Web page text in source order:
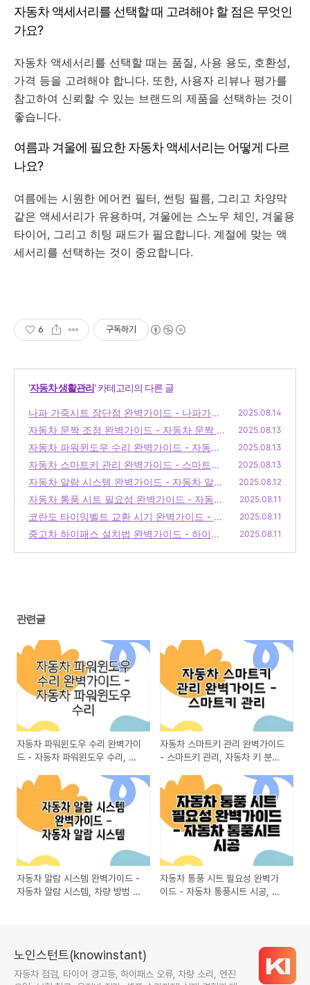
자동차 액세서리를 선택할 때 고려해야 할 점은 무엇인
가요?
자동차 액세서리를 선택할 때는 품질, 사용 용도, 호환성,
가격 등을 고려해야 합니다. 또한, 사용자 리뷰나 평가를
참고하여 신뢰할 수 있는 브랜드의 제품을 선택하는 것이
좋습니다.
여름과 겨울에 필요한 자동차 액세서리는 어떻게 다르
나요?
여름에는 시원한 에어컨 필터, 썬팅 필름, 그리고 차양막
같은 액세서리가 유용하며, 겨울에는 스노우 체인, 겨울용
타이어, 그리고 히팅 패드가 필요합니다. 계절에 맞는 액
세서리를 선택하는 것이 중요합니다.
6 구독하기
'자동차 생활관리' 카테고리의 다른 글
나파 가죽시트 장단점 완벽가이드 - 나파가죽
(0)
2025.08.14
자동차 문짝 조정 완벽가이드 - 자동차 문짝 조
정, 자동차 문짝 수리, 자동차 문짝 정렬, 차량
문짝 문제, 자동차 문짝 조정 방법
2025.08.13
자동차 파워윈도우 수리 완벽가이드 - 자동차
파워윈도우 수리, 파워윈도우 고장 원인, 자동
차 창문 수리 방법, DIY 자동차 수리, 파워윈도
우 수리 비용
2025.08.13
자동차 스마트키 관리 완벽가이드 - 스마트키
관리, 자동차 키 분실, 차량 스마트키 교체, 스
마트키 보안, 자동차 스마트키 사용법
2025.08.13
자동차 알람 시스템 완벽가이드 - 자동차 알람
시스템, 차량 방범 시스템, 자동차 보안 솔루
션, 차량 도난 방지, 자동차 안전 장치
(0)
2025.08.12
자동차 통풍 시트 필요성 완벽가이드 - 자동차
통풍시트 시공, 차량용 통풍시트, 자동차 통풍
방석
(0)
2025.08.11
코란도 타이밍벨트 교환 시기 완벽가이드 - 티
볼리 타이밍 벨트, 코란도 스포츠 부품, qm6
2025.08.11
중고차 하이패스 설치법 완벽가이드 - 하이패
2025.08.11
관련글
자동차 파워윈도우 수리 완벽가이
드 - 자동차 파워윈도우 수리, 파
수리 방법, DIY 자동차 수리, 파워
윈도우 수리 비용
자동차 스마트키 관리 완벽가이드
- 스마트키 관리, 자동차 키 분실,
안, 자동차 스마트키 사용법
자동차 알람 시스템 완벽가이드 -
자동차 알람 시스템, 차량 방범 시
자동차 통풍 시트 필요성 완벽가
이드 - 자동차 통풍시트 시공, 차
노인스턴트(knowinstant)
자동차 점검, 타이어 경고등, 하이패스 오류, 차량 소리, 엔진